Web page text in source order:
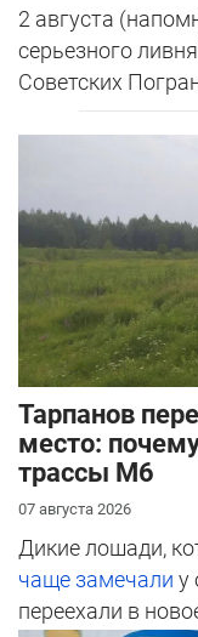
2 августа
серьезного
Советских
Тарпанов
место:
трассы М6
07 августа 2026
Дикие лошади,
чаще замечали у
переехали в